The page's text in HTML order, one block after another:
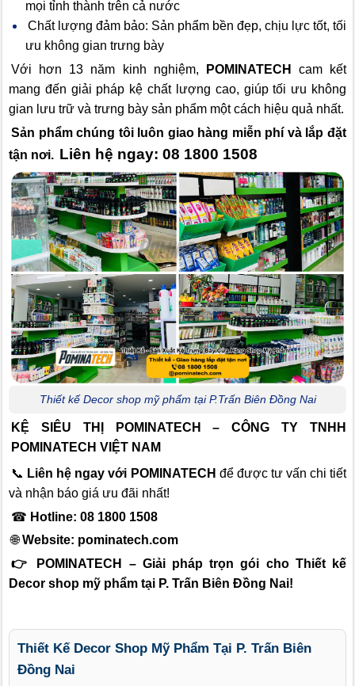
mọi tỉnh thành trên cả nước
Chất lượng đảm bảo: Sản phẩm bền đẹp, chịu lực tốt, tối
ưu không gian trưng bày
Với hơn 13 năm kinh nghiệm,
POMINATECH
cam kết
mang đến giải pháp kệ chất lượng cao, giúp tối ưu không
gian lưu trữ và trưng bày sản phẩm một cách hiệu quả nhất.
Sản phẩm chúng tôi luôn giao hàng miễn phí và lắp đặt
tận nơi. Liên hệ ngay: 08 1800 1508
Thiết kế Decor shop mỹ phẩm tại P.Trấn Biên Đồng Nai
KỆ SIÊU THỊ POMINATECH – CÔNG TY TNHH
POMINATECH VIỆT NAM
📞 Liên hệ ngay với POMINATECH để được tư vấn chi tiết
và nhận báo giá ưu đãi nhất!
☎ Hotline: 08 1800 1508
🌐Website: pominatech.com
👉 POMINATECH – Giải pháp trọn gói cho Thiết kế
Decor shop mỹ phẩm tại P. Trấn Biên Đồng Nai!
Thiết Kế Decor Shop Mỹ Phẩm Tại P. Trấn Biên
Đồng Nai